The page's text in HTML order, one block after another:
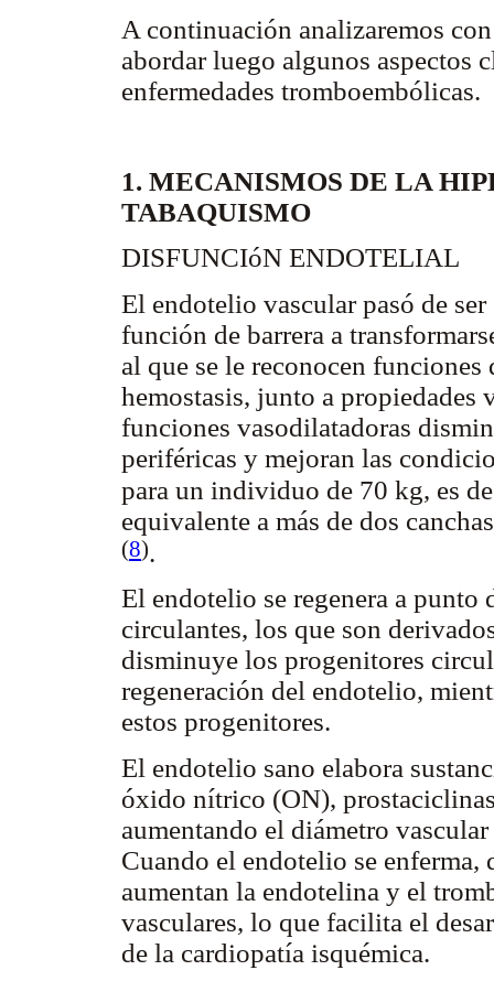
A continuación analizaremos
abordar luego algunos aspectos
enfermedades tromboembólicas.
1. MECANISMOS DE LA
TABAQUISMO
DISFUNCIóN ENDOTELIAL
El endotelio vascular pasó de
función de barrera a
al que se le reconocen
hemostasis, junto a propiedades
funciones vasodilatadoras
periféricas y mejoran las
para un individuo de 70 kg, es
equivalente a más de dos
(8).
El endotelio se regenera a punto
circulantes, los que son
disminuye los progenitores
regeneración del endotelio,
estos progenitores.
El endotelio sano elabora
óxido nítrico (ON),
aumentando el diámetro
Cuando el endotelio se enferma,
aumentan la endotelina y el
vasculares, lo que facilita el
de la cardiopatía isquémica.